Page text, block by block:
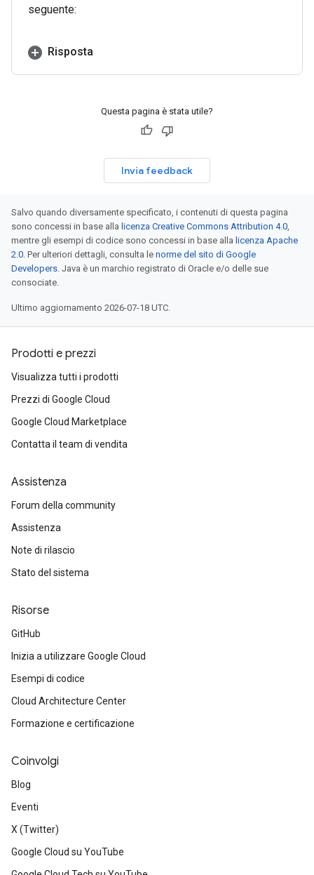
seguente:
Risposta
Questa pagina è stata utile?
Invia feedback
Salvo quando diversamente specificato, i contenuti di questa pagina
sono concessi in base alla licenza Creative Commons Attribution 4.0,
mentre gli esempi di codice sono concessi in base alla licenza Apache
2.0. Per ulteriori dettagli, consulta le norme del sito di Google
Developers. Java è un marchio registrato di Oracle e/o delle sue
consociate.
Ultimo aggiornamento 2026-07-18 UTC.
Prodotti e prezzi
Visualizza tutti i prodotti
Prezzi di Google Cloud
Google Cloud Marketplace
Contatta il team di vendita
Assistenza
Forum della community
Assistenza
Note di rilascio
Stato del sistema
Risorse
GitHub
Inizia a utilizzare Google Cloud
Esempi di codice
Cloud Architecture Center
Formazione e certificazione
Coinvolgi
Blog
Eventi
X (Twitter)
Google Cloud su YouTube